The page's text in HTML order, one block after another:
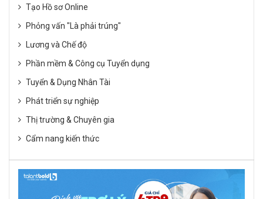
Tạo Hồ sơ Online
Phỏng vấn "Là phải trúng"
Lương và Chế độ
Phần mềm & Công cụ Tuyển dụng
Tuyển & Dụng Nhân Tài
Phát triển sự nghiệp
Thị trường & Chuyên gia
Cẩm nang kiến thức